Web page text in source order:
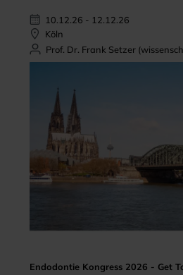
10.12.26 - 12.12.26
Köln
Prof. Dr. Frank Setzer
Endodontie Kongress 2026 - Get